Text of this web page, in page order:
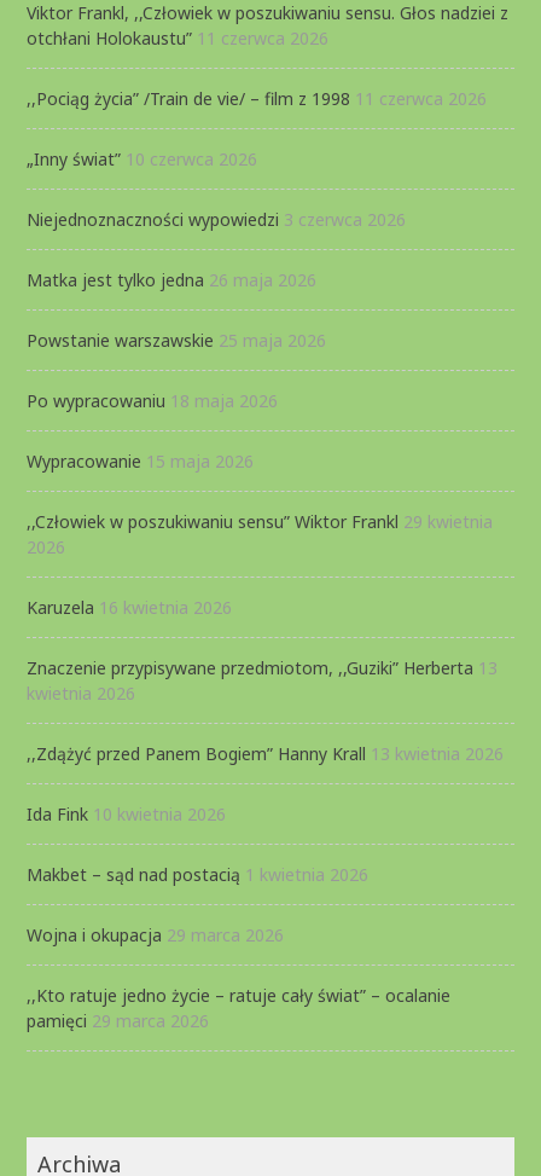
Viktor Frankl, ,,Człowiek w poszukiwaniu sensu. Głos nadziei z
otchłani Holokaustu” 11 czerwca 2026
,,Pociąg życia” /Train de vie/ – film z 1998 11 czerwca 2026
„Inny świat” 10 czerwca 2026
Niejednoznaczności wypowiedzi 3 czerwca 2026
Matka jest tylko jedna 26 maja 2026
Powstanie warszawskie 25 maja 2026
Po wypracowaniu 18 maja 2026
Wypracowanie 15 maja 2026
,,Człowiek w poszukiwaniu sensu” Wiktor Frankl 29 kwietnia
2026
Karuzela 16 kwietnia 2026
Znaczenie przypisywane przedmiotom, ,,Guziki” Herberta 13
kwietnia 2026
,,Zdążyć przed Panem Bogiem” Hanny Krall 13 kwietnia 2026
Ida Fink 10 kwietnia 2026
Makbet – sąd nad postacią 1 kwietnia 2026
Wojna i okupacja 29 marca 2026
,,Kto ratuje jedno życie – ratuje cały świat” – ocalanie
pamięci 29 marca 2026
Archiwa